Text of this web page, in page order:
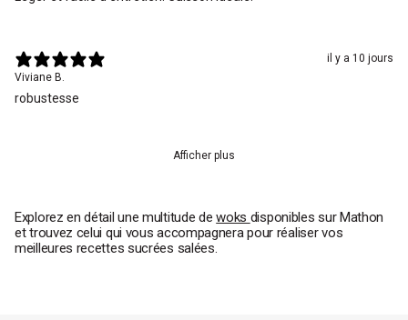
il y a 10 jours
Viviane B.
robustesse
Afficher plus
Explorez en détail une multitude dewoks disponibles sur Mathon
et trouvez celui qui vous accompagnera pour réaliser vos
meilleures recettes sucrées salées.